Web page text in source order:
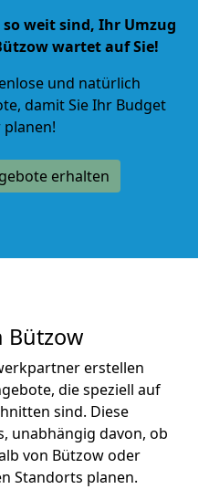
weit sind, Ihr Umzug
wartet auf Sie!
und natürlich
, damit Sie Ihr Budget
planen!
erhalten
Bützow
erstellen
die speziell auf
sind. Diese
unabhängig davon, ob
von Bützow oder
Standorts planen.